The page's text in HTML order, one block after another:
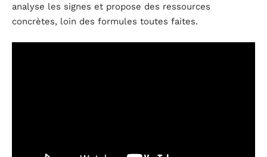
analyse les signes et propose des ressources
concrètes, loin des formules toutes faites.